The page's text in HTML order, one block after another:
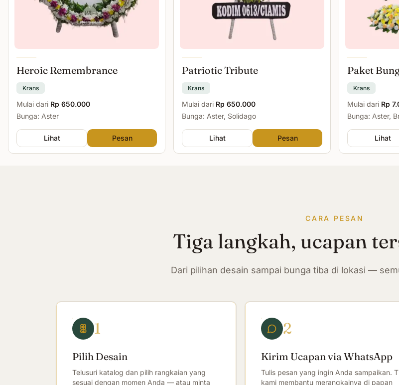
Heroic Remembrance
Krans
Mulai dari Rp 650.000
Bunga: Aster
Lihat Pesan
Patriotic Tribute
Krans
Mulai dari Rp 650.000
Bunga: Aster, Solidago
Lihat Pesan
Paket
Krans
Mulai dari Rp
Bunga: Aster,
Lihat
CARA PESAN
Tiga langkah, ucapan
Dari pilihan desain sampai bunga tiba di lokasi —
1
Pilih Desain
Telusuri katalog dan pilih rangkaian yang
sesuai dengan momen Anda — atau minta
2
Kirim Ucapan via WhatsApp
Tulis pesan yang ingin Anda sampaikan.
kami membantu merangkainya di papan